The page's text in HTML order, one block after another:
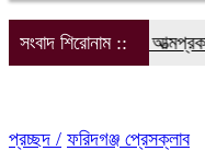
সংবাদ শিরোনাম ::
ফোরামের আত্মপ্রকাশ
প্রচ্ছদ / ফরিদগঞ্জ প্রেসক্লাব